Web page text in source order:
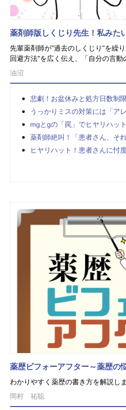
薬剤師版しくじり先生！私みた
先輩薬剤師が"過去のしくじり"を繰
回避方法"を広く伝え、「自分の言動
油沼
悲劇！お盆休みと処方日数制
うっかりミスの対策には「ア
mgとgの「罠」でヒヤリハット
薬剤師絶叫！「患者さん、そ
ヒヤリハット！患者さんに忖
薬歴ビフォーアフター～薬歴の
わかりやすく薬歴の書き方を解説し
岡村 祐聡